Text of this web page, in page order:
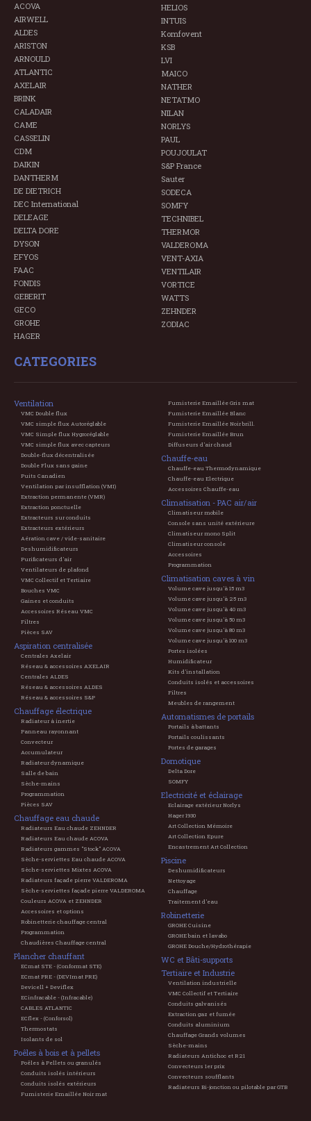
ACOVA
AIRWELL
ALDES
ARISTON
ARNOULD
ATLANTIC
AXELAIR
BRINK
CALADAIR
CAME
CASSELIN
CDM
DAIKIN
DANTHERM
DE DIETRICH
DEC International
DELEAGE
DELTA DORE
DYSON
EFYOS
FAAC
FONDIS
GEBERIT
GECO
GROHE
HAGER
HELIOS
INTUIS
Komfovent
KSB
LVI
MAICO
NATHER
NETATMO
NILAN
NORLYS
PAUL
POUJOULAT
S&P France
Sauter
SODECA
SOMFY
TECHNIBEL
THERMOR
VALDEROMA
VENT-AXIA
VENTILAIR
VORTICE
WATTS
ZEHNDER
ZODIAC
CATEGORIES
Ventilation
VMC Double flux
VMC simple flux Autoréglable
VMC Simple flux Hygroréglable
VMC simple flux avec capteurs
Double-flux décentralisée
Double Flux sans gaine
Puits Canadien
Ventilation par insufflation (VMI)
Extraction permanente (VMR)
Extraction ponctuelle
Extracteurs sur conduits
Extracteurs extérieurs
Aération cave / vide-sanitaire
Deshumidificateurs
Purificateurs d'air
Ventilateurs de plafond
VMC Collectif et Tertiaire
Bouches VMC
Gaines et conduits
Accessoires Réseau VMC
Filtres
Pièces SAV
Aspiration centralisée
Centrales Axelair
Réseau & accessoires AXELAIR
Centrales ALDES
Réseau & accessoires ALDES
Réseau & accessoires S&P
Chauffage électrique
Radiateur à inertie
Panneau rayonnant
Convecteur
Accumulateur
Radiateur dynamique
Salle de bain
Sèche-mains
Programmation
Pièces SAV
Chauffage eau chaude
Radiateurs Eau chaude ZEHNDER
Radiateurs Eau chaude ACOVA
Radiateurs gammes "Stock" ACOVA
Sèche-serviettes Eau chaude ACOVA
Sèche-serviettes Mixtes ACOVA
Radiateurs façade pierre VALDEROMA
Sèche-serviettes façade pierre VALDEROMA
Couleurs ACOVA et ZEHNDER
Accessoires et options
Robinetterie chauffage central
Programmation
Chaudières Chauffage central
Plancher chauffant
ECmat STE - (Conformat STE)
ECmat PRE - (DEVImat PRE)
Devicell + Deviflex
ECinfracable - (Infracable)
CABLES ATLANTIC
ECflex - (Conforsol)
Thermostats
Isolants de sol
Poêles à bois et à pellets
Poêles à Pellets ou granulés
Conduits isolés intérieurs
Conduits isolés extérieurs
Fumisterie Emaillée Noir mat
Fumisterie Emaillée Gris mat
Fumisterie Emaillée Blanc
Fumisterie Emaillée Noir brill.
Fumisterie Emaillée Brun
Diffuseurs d'air chaud
Chauffe-eau
Chauffe-eau Thermodynamique
Chauffe-eau Electrique
Accessoires Chauffe-eau
Climatisation - PAC air/air
Climatiseur mobile
Console sans unité extérieure
Climatiseur mono Split
Climatiseur console
Accessoires
Programmation
Climatisation caves à vin
Volume cave jusqu'à 15 m3
Volume cave jusqu'à 25 m3
Volume cave jusqu'à 40 m3
Volume cave jusqu'à 50 m3
Volume cave jusqu'à 80 m3
Volume cave jusqu'à 100 m3
Portes isolées
Humidificateur
Kits d'installation
Conduits isolés et accessoires
Filtres
Meubles de rangement
Automatismes de portails
Portails à battants
Portails coulissants
Portes de garages
Domotique
Delta Dore
SOMFY
Electricité et éclairage
Eclairage extérieur Norlys
Hager 1930
Art Collection Mémoire
Art Collection Epure
Encastrement Art Collection
Piscine
Deshumidificateurs
Nettoyage
Chauffage
Traitement d'eau
Robinetterie
GROHE Cuisine
GROHE bain et lavabo
GROHE Douche/Hydrothérapie
WC et Bâti-supports
Tertiaire et Industrie
Ventilation industrielle
VMC Collectif et Tertiaire
Conduits galvanisés
Extraction gaz et fumée
Conduits aluminium
Chauffage Grands volumes
Sèche-mains
Radiateurs Antichoc et R21
Convecteurs 1er prix
Convecteurs soufflants
Radiateurs Bi-jonction ou pilotable par GTB